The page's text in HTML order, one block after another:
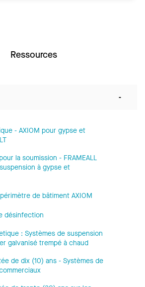
Ressources
-
- AXIOM pour gypse et
la soumission - FRAMEALL
à gypse et
de bâtiment AXIOM
désinfection
: Systèmes de suspension
galvanisé trempé à chaud
de dix (10) ans - Systèmes de